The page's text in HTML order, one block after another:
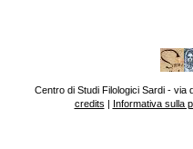
Centro di Studi Filologici Sardi - via
credits | Informativa sulla